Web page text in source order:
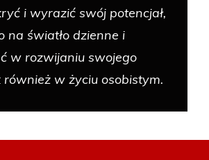
i wyrazić swój potencjał,
na światło dzienne i
w rozwijaniu swojego
również w życiu osobistym.